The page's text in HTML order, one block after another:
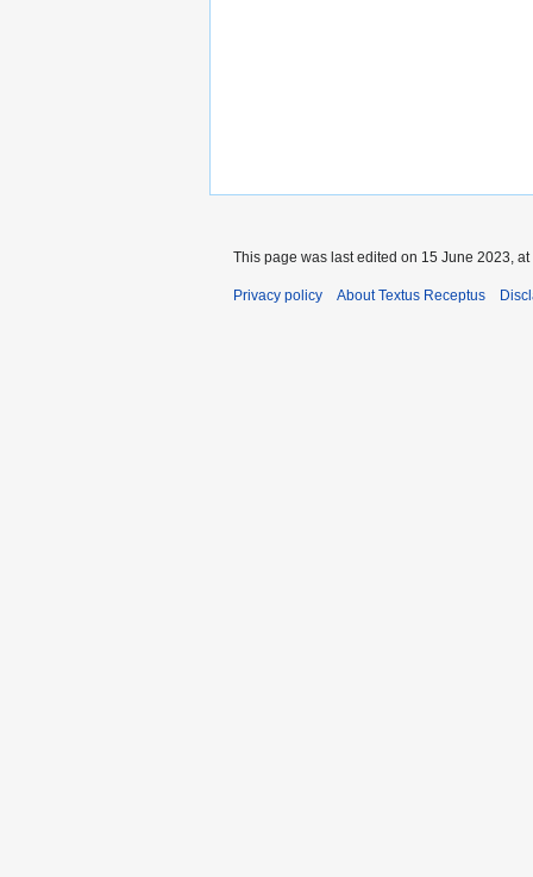
This page was last edited on 15 June 2023, at
Privacy policy About Textus Receptus